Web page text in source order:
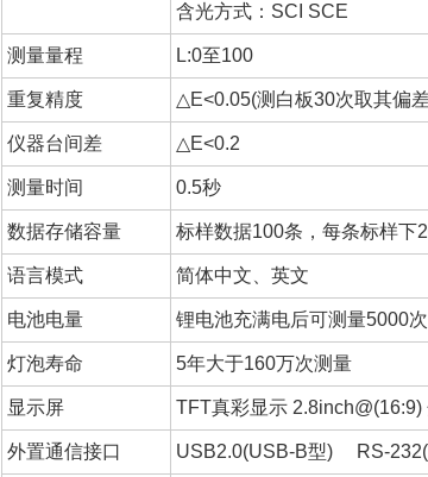
含光方式：SCI SCE
测量量程 L:0至100
重复精度 △E<0.05(测白板30次取其偏
仪器台间差 △E<0.2
测量时间 0.5秒
数据存储容量 标样数据100条，每条标样下
语言模式 简体中文、英文
电池电量 锂电池充满电后可测量5000次
灯泡寿命 5年大于160万次测量
显示屏 TFT真彩显示
外置通信接口 USB2.0(USB-B型) RS-